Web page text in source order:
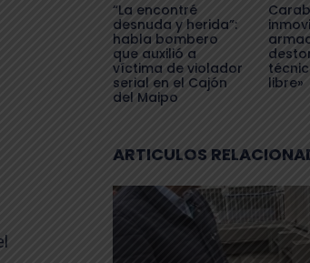
“La encontré
desnuda y herida”:
habla bombero
que auxilió a
víctima de violador
serial en el Cajón
del Maipo
libre»
ARTICULOS